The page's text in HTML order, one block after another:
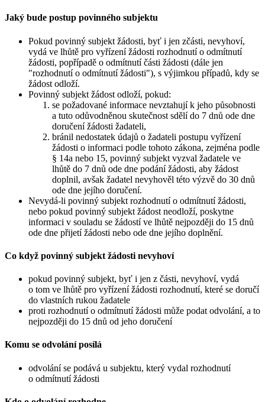
Jaký bude postup povinného subjektu
Pokud povinný subjekt žádosti, byť i jen zčásti, nevyhoví,
vydá ve lhůtě pro vyřízení žádosti rozhodnutí o odmítnutí
žádosti, popřípadě o odmítnutí části žádosti (dále jen
"rozhodnutí o odmítnutí žádosti"), s výjimkou případů, kdy se
žádost odloží.
Povinný subjekt žádost odloží, pokud:
se požadované informace nevztahují k jeho působnosti
a tuto odůvodněnou skutečnost sdělí do 7 dnů ode dne
doručení žádosti žadateli,
bránil nedostatek údajů o žadateli postupu vyřízení
žádosti o informaci podle tohoto zákona, zejména podle
§ 14a nebo 15, povinný subjekt vyzval žadatele ve
lhůtě do 7 dnů ode dne podání žádosti, aby žádost
doplnil, avšak žadatel nevyhověl této výzvě do 30 dnů
ode dne jejího doručení.
Nevydá-li povinný subjekt rozhodnutí o odmítnutí žádosti,
nebo pokud povinný subjekt žádost neodloží, poskytne
informaci v souladu se žádostí ve lhůtě nejpozději do 15 dnů
ode dne přijetí žádosti nebo ode dne jejího doplnění.
Co když povinný subjekt žádosti nevyhoví
pokud povinný subjekt, byť i jen z části, nevyhoví, vydá
o tom ve lhůtě pro vyřízení žádosti rozhodnutí, které se doručí
do vlastních rukou žadatele
proti rozhodnutí o odmítnutí žádosti může podat odvolání, a to
nejpozději do 15 dnů od jeho doručení
Komu se odvolání posílá
odvolání se podává u subjektu, který vydal rozhodnutí
o odmítnutí žádosti